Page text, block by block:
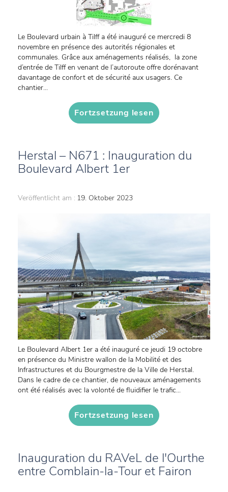
Le Boulevard urbain à Tilff a été inauguré ce mercredi 8
novembre en présence des autorités régionales et
communales. Grâce aux aménagements réalisés, la zone
d’entrée de Tilff en venant de l’autoroute offre dorénavant
davantage de confort et de sécurité aux usagers. Ce
chantier...
Fortzsetzung lesen
Herstal – N671 : Inauguration du
Boulevard Albert 1er
Veröffentlicht am : 19. Oktober 2023
Le Boulevard Albert 1er a été inauguré ce jeudi 19 octobre
en présence du Ministre wallon de la Mobilité et des
Infrastructures et du Bourgmestre de la Ville de Herstal.
Dans le cadre de ce chantier, de nouveaux aménagements
ont été réalisés avec la volonté de fluidifier le trafic...
Fortzsetzung lesen
Inauguration du RAVeL de l'Ourthe
entre Comblain-la-Tour et Fairon